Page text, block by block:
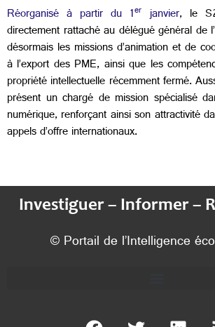
Réorganisé à partir du 1er janvier, le
directement rattaché au délégué général de
désormais les missions d’animation et de
à l’export des PME, ainsi que les
propriété intellectuelle récemment fermé.
présent un chargé de mission spécialisé
numérique, renforçant ainsi son attractivité
appels d’offre internationaux.
Investiguer – Informer –
© Portail de l’Intelligence